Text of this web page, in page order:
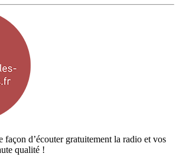
d’écouter gratuitement la radio et vos
qualité !